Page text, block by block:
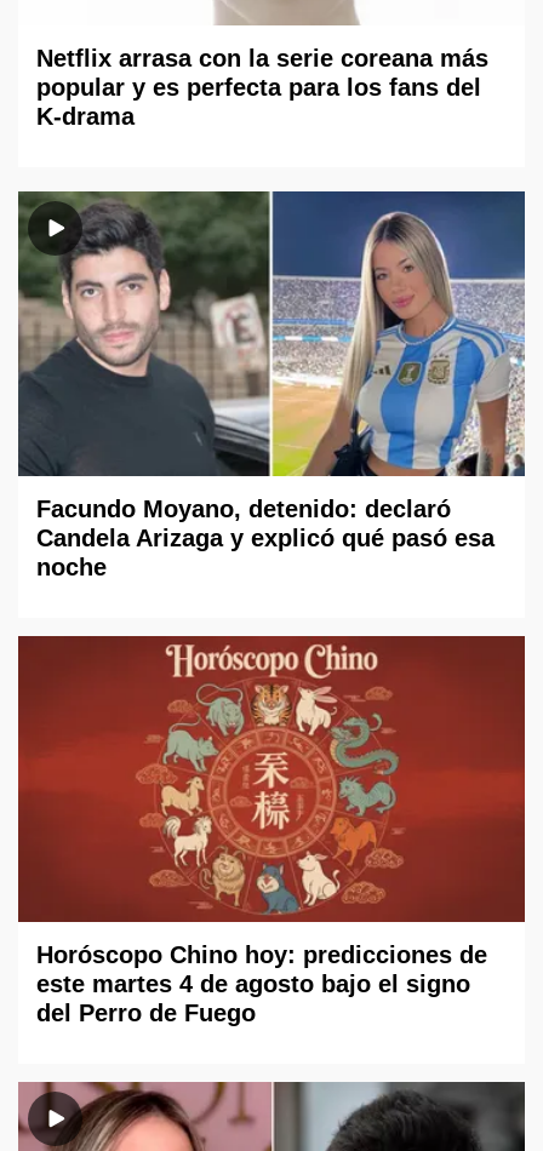
Netflix arrasa con la serie coreana más
popular y es perfecta para los fans del
K-drama
Facundo Moyano, detenido: declaró
Candela Arizaga y explicó qué pasó esa
noche
Horóscopo Chino hoy: predicciones de
este martes 4 de agosto bajo el signo
del Perro de Fuego